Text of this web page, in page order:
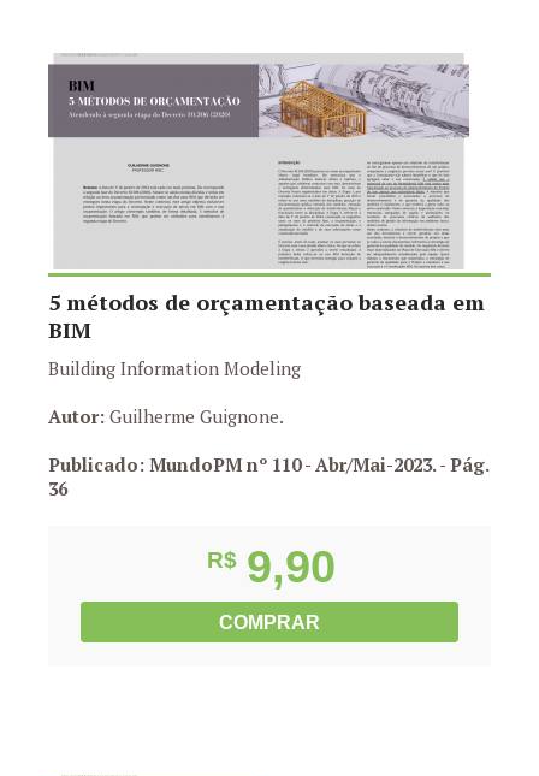
5 métodos de orçamentação baseada em
BIM
Building Information Modeling
Autor: Guilherme Guignone.
Publicado: MundoPM nº 110 - Abr/Mai-2023.- Pág.
36
R$ 9,90
COMPRAR